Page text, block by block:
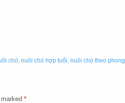
chó, nuôi chó hợp tuổi, nuôi chó theo phong
*